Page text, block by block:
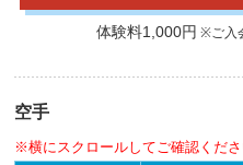
体験料1,000円 ※ご入
空手
※横にスクロールしてご確認くださ